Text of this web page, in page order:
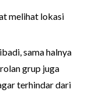
melihat lokasi
sama halnya
grup juga
terhindar dari